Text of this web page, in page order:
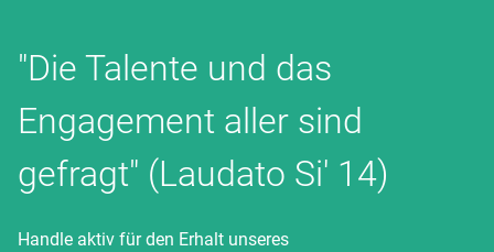
"Die Talente und das
Engagement aller sind
gefragt" (Laudato Si' 14)
Handle aktiv für den Erhalt unseres